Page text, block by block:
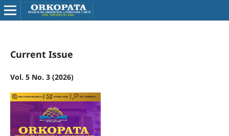
Current Issue
Vol. 5 No. 3 (2026)